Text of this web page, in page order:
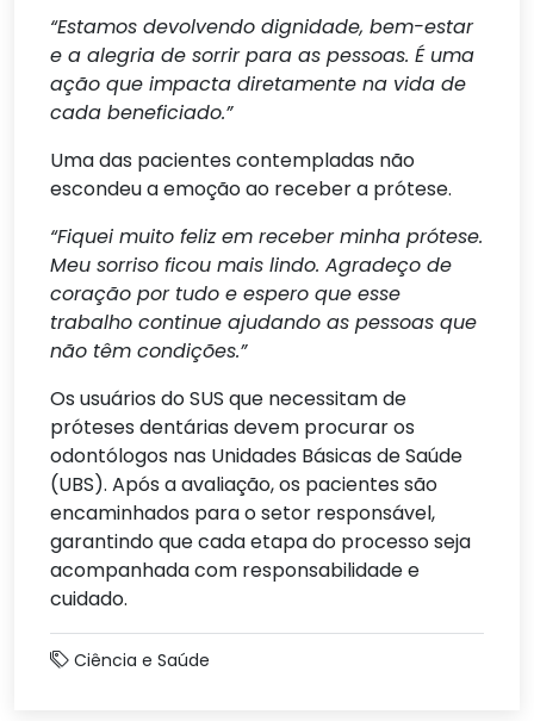
“Estamos devolvendo dignidade, bem-estar
e a alegria de sorrir para as pessoas. É uma
ação que impacta diretamente na vida de
cada beneficiado.”
Uma das pacientes contempladas não
escondeu a emoção ao receber a prótese.
“Fiquei muito feliz em receber minha prótese.
Meu sorriso ficou mais lindo. Agradeço de
coração por tudo e espero que esse
trabalho continue ajudando as pessoas que
não têm condições.”
Os usuários do SUS que necessitam de
próteses dentárias devem procurar os
odontólogos nas Unidades Básicas de Saúde
(UBS). Após a avaliação, os pacientes são
encaminhados para o setor responsável,
garantindo que cada etapa do processo seja
acompanhada com responsabilidade e
cuidado.
Ciência e Saúde